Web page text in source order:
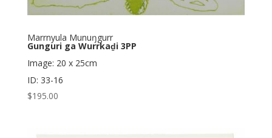
Marrnyula Munuŋgurr
Gunguri ga Wurrkaḏi 3PP
Image: 20 x 25cm
ID: 33-16
$195.00